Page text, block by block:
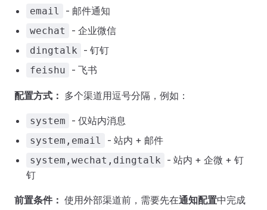
email - 邮件通知
wechat - 企业微信
dingtalk - 钉钉
feishu - 飞书
配置方式： 多个渠道用逗号分隔，例如：
system - 仅站内消息
system,email - 站内 + 邮件
system,wechat,dingtalk
- 站内 + 企微 + 钉
钉
前置条件： 使用外部渠道前，需要先在通知配置中完成